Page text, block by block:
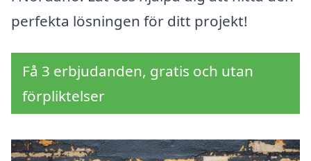
perfekta lösningen för ditt projekt!
Få 3 erbjudanden, gratis och utan
förpliktelser